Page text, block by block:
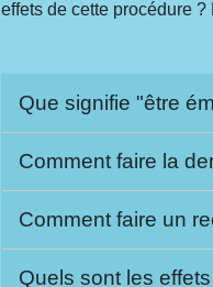
effets de cette procédure
Que signifie "être
Comment faire la
Comment faire un
Quels sont les